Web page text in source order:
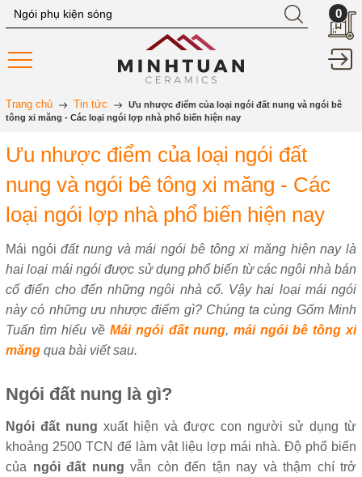
0
Trang chủ Tin tức
Ưu nhược điểm của loại ngói đất nung và ngói bê
tông xi măng - Các loại ngói lợp nhà phổ biến hiện nay
Ưu nhược điểm của loại ngói đất
nung và ngói bê tông xi măng - Các
loại ngói lợp nhà phổ biến hiện nay
Mái ngói đất nung và mái ngói bê tông xi măng hiện nay là
hai loại mái ngói được sử dụng phổ biến từ các ngôi nhà bán
cổ điển cho đến những ngôi nhà cổ. Vậy hai loại mái ngói
này có những ưu nhược điểm gì? Chúng ta cùng Gốm Minh
Tuấn tìm hiểu vềMái ngói đất nung, mái ngói bê tông xi
măng qua bài viết sau.
Ngói đất nung là gì?
Ngói đất nung xuất hiện và được con người sử dụng từ
khoảng 2500 TCN để làm vật liệu lợp mái nhà. Độ phổ biến
của ngói đất nung vẫn còn đến tận nay và thậm chí trở